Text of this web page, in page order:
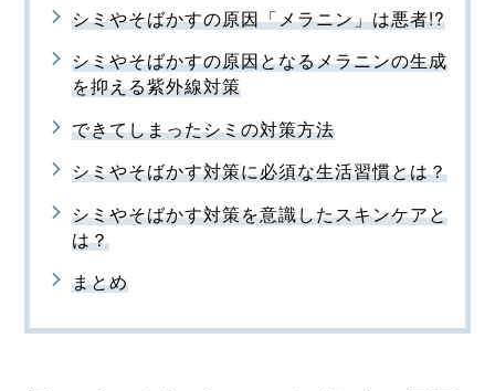
シミやそばかすの原因「メラニン」は悪者!?
シミやそばかすの原因となるメラニンの生成
を抑える紫外線対策
できてしまったシミの対策方法
シミやそばかす対策に必須な生活習慣とは？
シミやそばかす対策を意識したスキンケアと
は？
まとめ